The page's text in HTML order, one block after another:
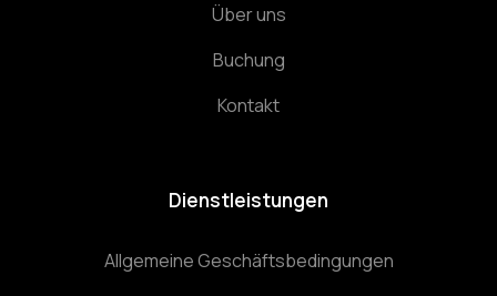
Über uns
Buchung
Kontakt
Dienstleistungen
Allgemeine Geschäftsbedingungen